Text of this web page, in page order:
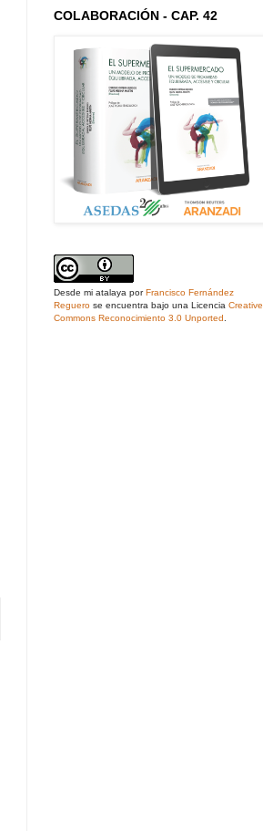
COLABORACIÓN - CAP. 42
Desde mi atalaya porFrancisco Fernández
Reguero se encuentra bajo una Licencia Creative
Commons Reconocimiento 3.0 Unported